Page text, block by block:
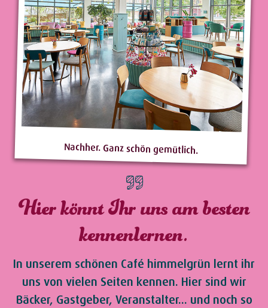
Nachher. Ganz schön gemütlich.
Hier könnt Ihr uns am besten
kennenlernen.
In unserem schönen Café himmelgrün lernt ihr
uns von vielen Seiten kennen. Hier sind wir
Bäcker, Gastgeber, Veranstalter... und noch so